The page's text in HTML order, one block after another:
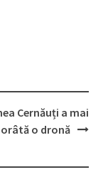
Cernăuți a mai
o dronă